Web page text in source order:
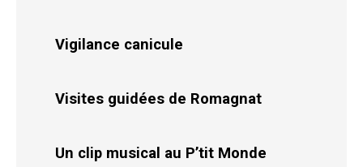
Vigilance canicule
Visites guidées de Romagnat
Un clip musical au P’tit Monde